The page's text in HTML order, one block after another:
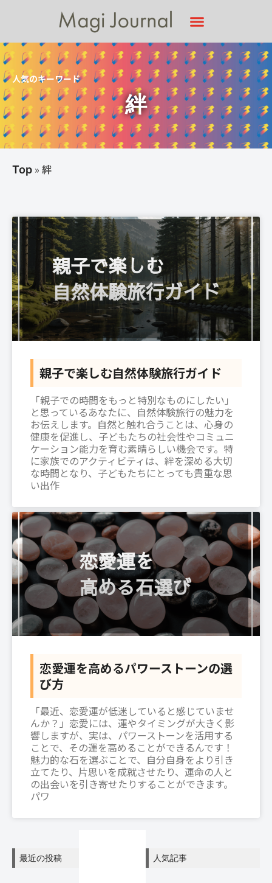
人気のキーワード
絆
Top » 絆
親子で楽しむ自然体験旅行ガイド
「親子での時間をもっと特別なものにしたい」
と思っているあなたに、自然体験旅行の魅力を
お伝えします。自然と触れ合うことは、心身の
健康を促進し、子どもたちの社会性やコミュニ
ケーション能力を育む素晴らしい機会です。特
に家族でのアクティビティは、絆を深める大切
な時間となり、子どもたちにとっても貴重な思
い出作
恋愛運を高めるパワーストーンの選
び方
「最近、恋愛運が低迷していると感じていませ
んか？」恋愛には、運やタイミングが大きく影
響しますが、実は、パワーストーンを活用する
ことで、その運を高めることができるんです！
魅力的な石を選ぶことで、自分自身をより引き
立てたり、片思いを成就させたり、運命の人と
の出会いを引き寄せたりすることができます。
パワ
最近の投稿 人気記事